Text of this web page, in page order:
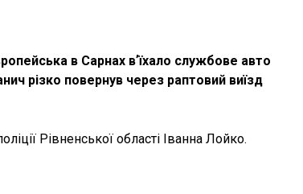
в Сарнах вʼїхало службове авто
різко повернув через раптовий виїзд
Рівненської області Іванна Лойко.